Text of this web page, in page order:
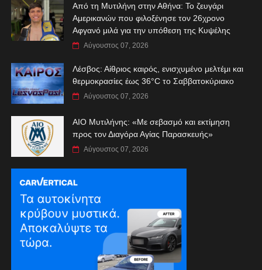
Από τη Μυτιλήνη στην Αθήνα: Το ζευγάρι
Αμερικανών που φιλοξένησε τον 26χρονο
Αφγανό μιλά για την υπόθεση της Κυψέλης
Αύγουστος 07, 2026
Λέσβος: Αίθριος καιρός, ενισχυμένο μελτέμι και
θερμοκρασίες έως 36°C το Σαββατοκύριακο
Αύγουστος 07, 2026
ΑIO Μυτιλήνης: «Με σεβασμό και εκτίμηση
προς τον Διαγόρα Αγίας Παρασκευής»
Αύγουστος 07, 2026